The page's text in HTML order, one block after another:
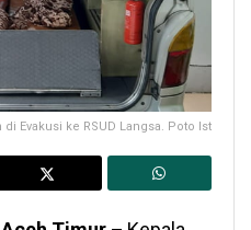
di Evakusi ke RSUD Langsa. Poto Ist